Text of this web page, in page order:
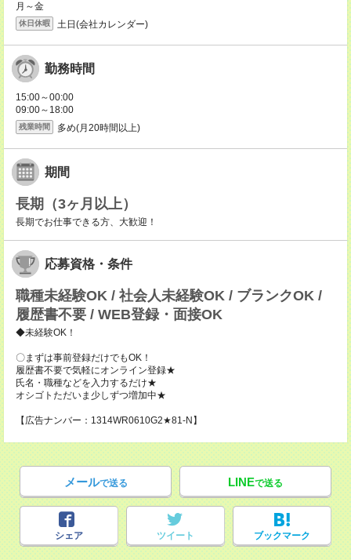
月～金
休日休暇 土日(会社カレンダー)
勤務時間
15:00～00:00
09:00～18:00
残業時間 多め(月20時間以上)
期間
長期（3ヶ月以上）
長期でお仕事できる方、大歓迎！
応募資格・条件
職種未経験OK / 社会人未経験OK / ブランクOK /
履歴書不要 / WEB登録・面接OK
◆未経験OK！
〇まずは事前登録だけでもOK！
履歴書不要で気軽にオンライン登録★
氏名・職種などを入力するだけ★
オシゴトただいま少しずつ増加中★
【広告ナンバー：1314WR0610G2★81-N】
メールで送る LINEで送る
シェア ツイート ブックマーク